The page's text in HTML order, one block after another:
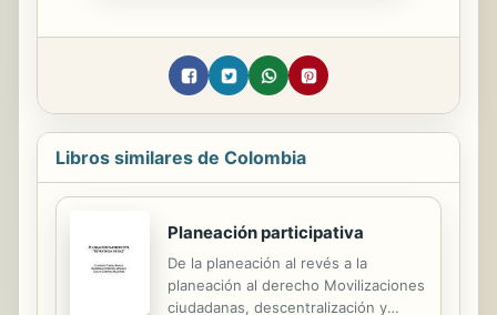
Libros similares de Colombia
Planeación participativa
De la planeación al revés a la
planeación al derecho Movilizaciones
ciudadanas, descentralización y